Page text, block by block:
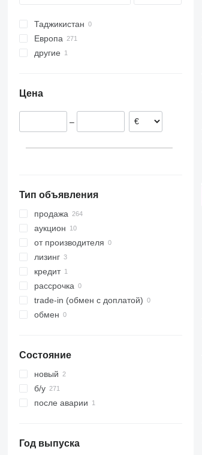
FL6 240
FL6 250
FL 290
FL608
FL614
FM 340
FM 370
FM 380
FM 450
FM 460
Таджикистан
Европа
Нидерланды
Германия
Эстония
другие
Цена
–
Тип объявления
продажа
аукцион
от производителя
лизинг
кредит
рассрочка
trade-in (обмен с доплатой)
обмен
Состояние
новый
б/у
после аварии
Год выпуска